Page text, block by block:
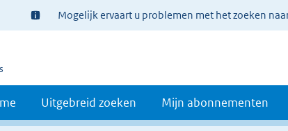
Ter
informatie:
Mogelijk ervaart u problemen met het zoeken
Uitgebreid zoeken Mijn abonnementen